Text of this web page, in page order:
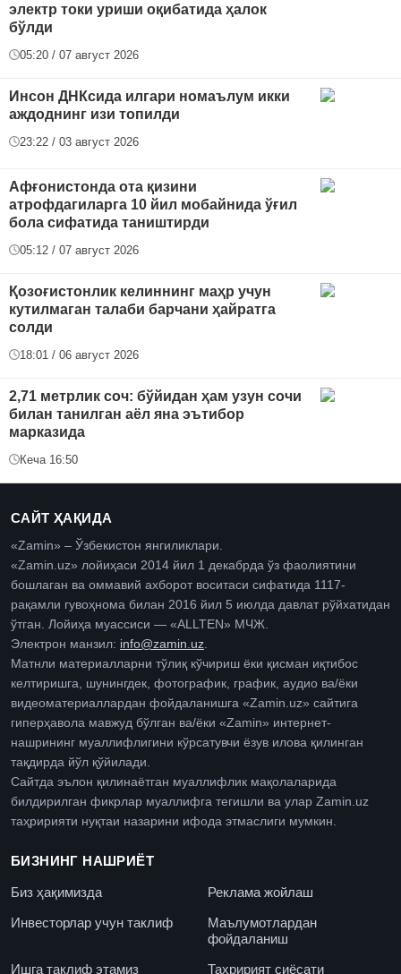
электр токи уриши оқибатида ҳалок
бўлди
05:20 / 07 август 2026
Инсон ДНКсида илгари номаълум икки
аждоднинг изи топилди
23:22 / 03 август 2026
Афғонистонда ота қизини
атрофдагиларга 10 йил мобайнида ўғил
бола сифатида таништирди
05:12 / 07 август 2026
Қозоғистонлик келиннинг маҳр учун
кутилмаган талаби барчани ҳайратга
солди
18:01 / 06 август 2026
2,71 метрлик соч: бўйидан ҳам узун сочи
билан танилган аёл яна эътибор
марказида
Кеча 16:50
САЙТ ҲАҚИДА
«Zamin» – Ўзбекистон янгиликлари.
«Zamin.uz» лойиҳаси 2014 йил 1 декабрда ўз фаолиятини
бошлаган ва оммавий ахборот воситаси сифатида 1117-
рақамли гувоҳнома билан 2016 йил 5 июлда давлат рўйхатидан
ўтган. Лойиҳа муассиси — «ALLTEN» МЧЖ.
Электрон манзил: info@zamin.uz
Матнли материалларни тўлиқ кўчириш ёки қисман иқтибос
келтиришга, шунингдек, фотографик, график, аудио ва/ёки
видеоматериаллардан фойдаланишга «Zamin.uz» сайтига
гиперҳавола мавжуд бўлган ва/ёки «Zamin» интернет-
нашрининг муаллифлигини кўрсатувчи ёзув илова қилинган
тақдирда йўл қўйилади.
Сайтда эълон қилинаётган муаллифлик мақолаларида
билдирилган фикрлар муаллифга тегишли ва улар Zamin.uz
таҳририяти нуқтаи назарини ифода этмаслиги мумкин.
БИЗНИНГ НАШРИЁТ
Биз ҳақимизда
Реклама жойлаш
Инвесторлар учун таклиф
Маълумотлардан
фойдаланиш
Ишга таклиф этамиз
Таҳририят сиёсати